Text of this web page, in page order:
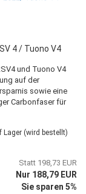
4 / Tuono V4
und Tuono V4
auf der
sowie eine
Carbonfaser für
Lager (wird bestellt)
Statt 198,73 EUR
Nur 188,79 EUR
Sie sparen 5%